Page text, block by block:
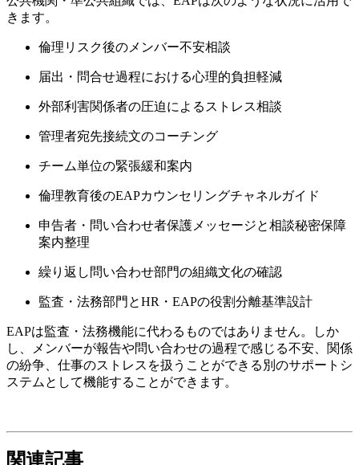
きます。
倫理リスク後のメンバー不安相談
届出・問合せ過程における心理的負担軽減
外部利害関係者の圧迫によるストレス相談
管理者宛先接続文のコーチング
チーム単位の緊張緩和案内
倫理教育後のEAPカウンセリングチャネルガイド
申告者・問い合わせ者保護メッセージと相談秘密保障
案内整理
繰り返し問い合わせ部門の組織文化の確認
監査・法務部門とHR・EAPの役割分離基準設計
EAPは監査・法務機能に代わるものではありません。しか
し、メンバーが報告や問い合わせの過程で感じる不安、関係
の紛争、仕事のストレスを扱うことができる別のサポートシ
ステムとして機能することができます。
関連記事